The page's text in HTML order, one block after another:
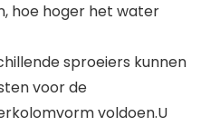
hoe hoger het water
sproeiers kunnen
voor de
voldoen.U